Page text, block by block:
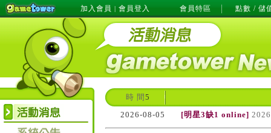
加入會員 | 會員登入 會員特區 點數 / 儲
時 間 5
2026-08-05
[明星3缺1 online]